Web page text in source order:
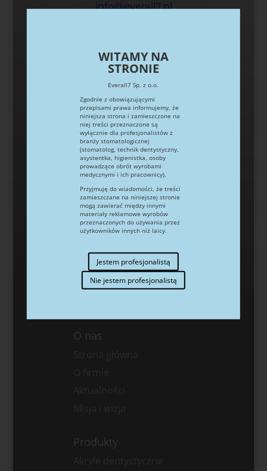
WITAMY NA
STRONIE
Everall7 Sp. z o.o.
Zgodnie z obowiązującymi
przepisami prawa informujemy, że
niniejsza strona i zamieszczone na
niej treści przeznaczone są
wyłącznie dla profesjonalistów z
branży stomatologicznej
(stomatolog, technik dentystyczny,
asystentka, higienistka, osoby
prowadzące obrót wyrobami
medycznymi i ich pracownicy).
Przyjmuję do wiadomości, że treści
zamieszczane na niniejszej stronie
mogą zawierać między innymi
materiały reklamowe wyrobów
przeznaczonych do używania przez
użytkowników innych niż laicy.
Jestem profesjonalistą
Nie jestem profesjonalistą
info@everall7.pl

Godziny pracy
pn-pt 8:00 – 16:00

Siedziba
ul. Augustówka 14
O nas
Produkty